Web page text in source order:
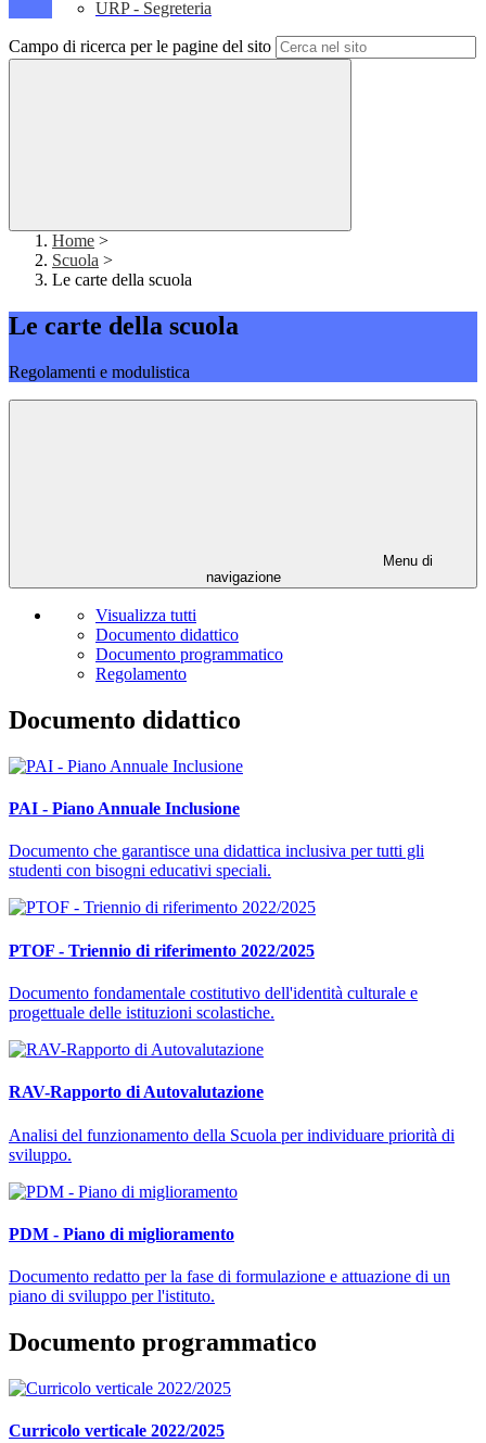
URP - Segreteria
Campo di ricerca per le pagine del sito
Home >
Scuola >
Le carte della scuola
Le carte della scuola
Regolamenti e modulistica
Menu di
navigazione
Visualizza tutti
Documento didattico
Documento programmatico
Regolamento
Documento didattico
PAI - Piano Annuale Inclusione
Documento che garantisce una didattica inclusiva per tutti gli
studenti con bisogni educativi speciali.
PTOF - Triennio di riferimento 2022/2025
Documento fondamentale costitutivo dell'identità culturale e
progettuale delle istituzioni scolastiche.
RAV-Rapporto di Autovalutazione
Analisi del funzionamento della Scuola per individuare priorità di
sviluppo.
PDM - Piano di miglioramento
Documento redatto per la fase di formulazione e attuazione di un
piano di sviluppo per l'istituto.
Documento programmatico
Curricolo verticale 2022/2025